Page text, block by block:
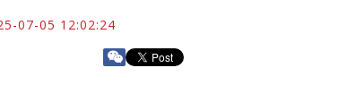
07-05 12:02:24